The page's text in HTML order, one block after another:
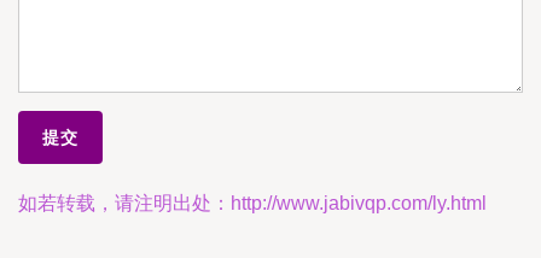
如若转载，请注明出处：http://www.jabivqp.com/ly.html